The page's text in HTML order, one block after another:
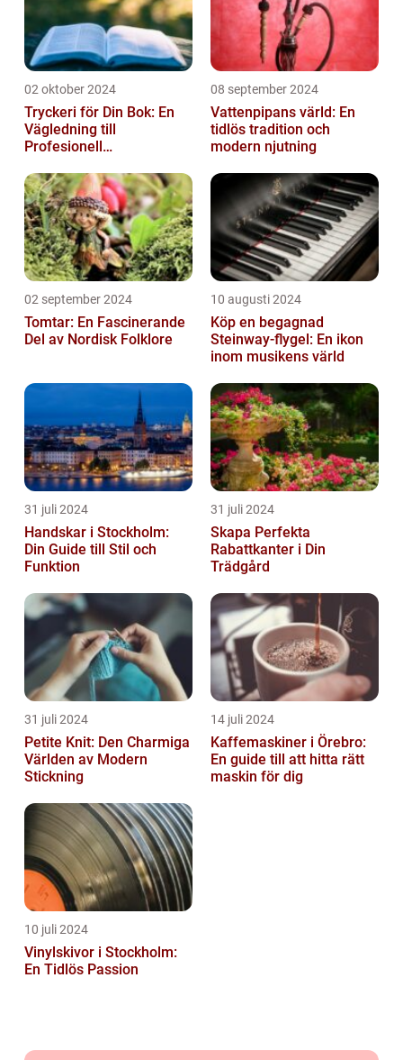
02 oktober 2024
Tryckeri för Din Bok: En
Vägledning till
Profesionell
08 september 2024
Vattenpipans värld: En
tidlös tradition och
modern njutning
02 september 2024
Tomtar: En Fascinerande
Del av Nordisk Folklore
10 augusti 2024
Köp en begagnad
Steinway-flygel: En ikon
inom musikens värld
31 juli 2024
Handskar i Stockholm:
Din Guide till Stil och
Funktion
31 juli 2024
Skapa Perfekta
Rabattkanter i Din
Trädgård
31 juli 2024
Petite Knit: Den Charmiga
Världen av Modern
Stickning
14 juli 2024
Kaffemaskiner i Örebro:
En guide till att hitta rätt
maskin för dig
10 juli 2024
Vinylskivor i Stockholm:
En Tidlös Passion